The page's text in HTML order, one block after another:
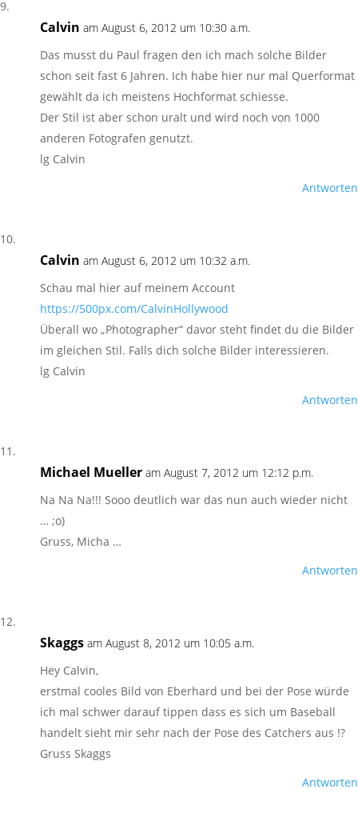
Calvin am August 6, 2012 um 10:30 a.m.
Das musst du Paul fragen den ich mach solche Bilder
schon seit fast 6 Jahren. Ich habe hier nur mal Querformat
gewählt da ich meistens Hochformat schiesse.
Der Stil ist aber schon uralt und wird noch von 1000
anderen Fotografen genutzt.
lg Calvin
Antworten
Calvin am August 6, 2012 um 10:32 a.m.
Schau mal hier auf meinem Account
https://500px.com/CalvinHollywood
Überall wo „Photographer“ davor steht findet du die Bilder
im gleichen Stil. Falls dich solche Bilder interessieren.
lg Calvin
Antworten
Michael Mueller am August 7, 2012 um 12:12 p.m.
Na Na Na!!! Sooo deutlich war das nun auch wieder nicht
… ;o)
Gruss, Micha …
Antworten
Skaggs am August 8, 2012 um 10:05 a.m.
Hey Calvin,
erstmal cooles Bild von Eberhard und bei der Pose würde
ich mal schwer darauf tippen dass es sich um Baseball
handelt sieht mir sehr nach der Pose des Catchers aus !?
Gruss Skaggs
Antworten